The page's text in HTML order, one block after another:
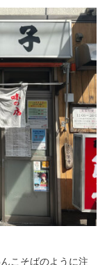
こそばのように注